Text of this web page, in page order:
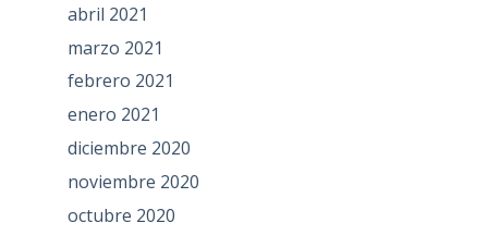
abril 2021
marzo 2021
febrero 2021
enero 2021
diciembre 2020
noviembre 2020
octubre 2020